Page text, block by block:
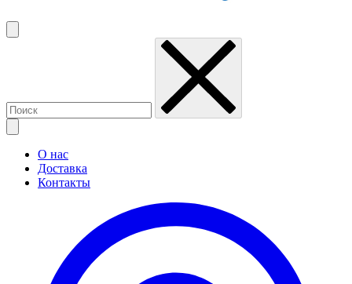
О нас
Доставка
Контакты